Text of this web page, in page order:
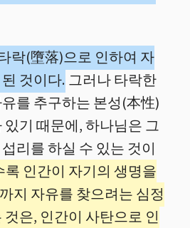
락(墮落)으로 인하여 자
것이다. 그러나 타락한
를 추구하는 본성(本性)
기 때문에, 하나님은 그
리를 하실 수 있는 것이
인간이 자기의 생명을
지 자유를 찾으려는 심정
은, 인간이 사탄으로 인